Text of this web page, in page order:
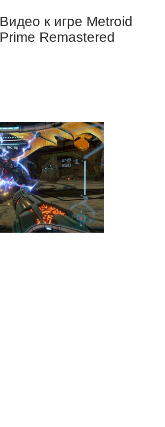
Видео к игре Metroid
Prime Remastered